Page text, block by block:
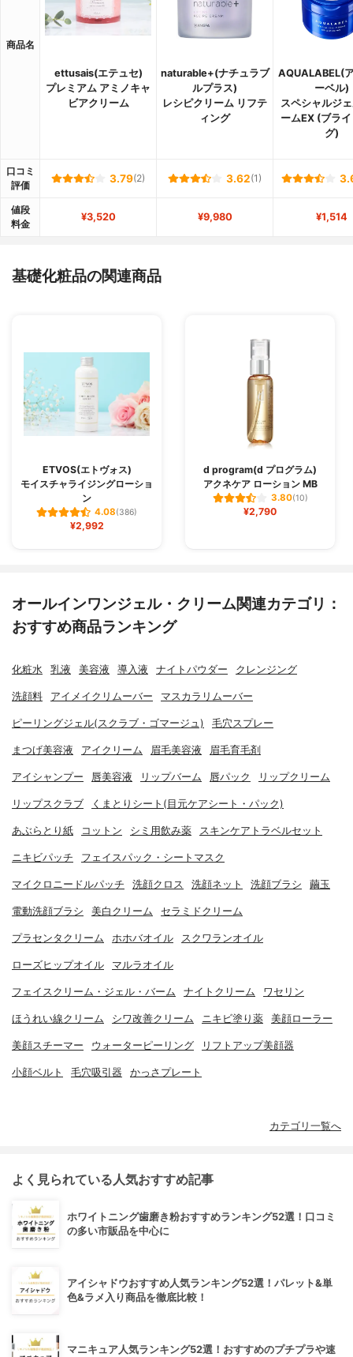
商品名
ettusais(エテュセ)
プレミアム アミノキャ
ビアクリーム
naturable+(ナチュラブ
ルプラス)
レシピクリーム リフテ
ィング
AQUALABEL(
ーベル)
スペシャルジ
ームEX (ブラ
グ)
口コミ
評価
3.79(2) 3.62(1)
値段
料金
¥3,520 ¥9,980 ¥1,514
基礎化粧品の関連商品
ETVOS(エトヴォス)
モイスチャライジングローショ
ン
4.08(386)
¥2,992
d program(d プログラム)
アクネケア ローション MB
3.80(10)
¥2,790
オールインワンジェル・クリーム関連カテゴリ：
おすすめ商品ランキング
化粧水 乳液 美容液 導入液 ナイトパウダー クレンジング
洗顔料 アイメイクリムーバー マスカラリムーバー
ピーリングジェル(スクラブ・ゴマージュ) 毛穴スプレー
まつげ美容液 アイクリーム 眉毛美容液 眉毛育毛剤
アイシャンプー 唇美容液 リップバーム 唇パック リップクリーム
リップスクラブ くまとりシート(目元ケアシート・パック)
あぶらとり紙 コットン シミ用飲み薬 スキンケアトラベルセット
ニキビパッチ フェイスパック・シートマスク
マイクロニードルパッチ 洗顔クロス 洗顔ネット 洗顔ブラシ 繭玉
電動洗顔ブラシ 美白クリーム セラミドクリーム
プラセンタクリーム ホホバオイル スクワランオイル
ローズヒップオイル マルラオイル
フェイスクリーム・ジェル・バーム ナイトクリーム ワセリン
ほうれい線クリーム シワ改善クリーム ニキビ塗り薬 美顔ローラー
美顔スチーマー ウォーターピーリング リフトアップ美顔器
小顔ベルト 毛穴吸引器 かっさプレート
カテゴリ一覧へ
よく見られている人気おすすめ記事
ホワイトニング歯磨き粉おすすめランキング52選！口コミ
の多い市販品を中心に
アイシャドウおすすめ人気ランキング52選！パレット&単
色&ラメ入り商品を徹底比較！
マニキュア人気ランキング52選！おすすめのプチプラや速